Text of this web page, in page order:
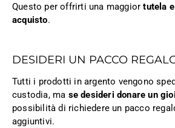
Questo per offrirti una maggiortutela
acquisto.
DESIDERI UN PACCO
Tutti i prodotti in argento vengono
custodia, ma se desideri donare un
possibilità di richiedere un pacco
aggiuntivi.